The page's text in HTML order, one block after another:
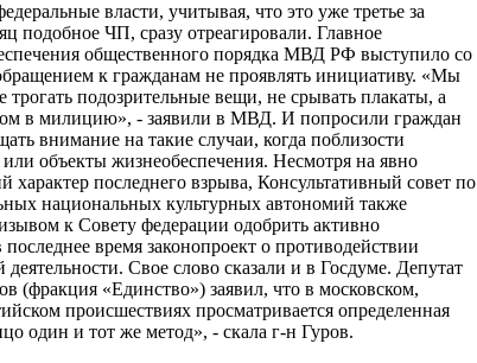
власти, учитывая, что это уже третье за
подобное ЧП, сразу отреагировали. Главное
общественного порядка МВД РФ выступило со
к гражданам не проявлять инициативу. «Мы
трогать подозрительные вещи, не срывать плакаты, а
в милицию», - заявили в МВД. И попросили граждан
внимание на такие случаи, когда поблизости
или объекты жизнеобеспечения. Несмотря на явно
характер последнего взрыва, Консультативный совет по
национальных культурных автономий также
к Совету федерации одобрить активно
время законопроект о противодействии
деятельности. Свое слово сказали и в Госдуме. Депутат
(фракция «Единство») заявил, что в московском,
происшествиях просматривается определенная
один и тот же метод», - скала г-н Гуров.